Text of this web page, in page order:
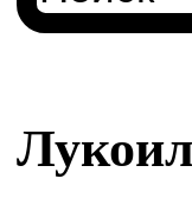
Лукоил